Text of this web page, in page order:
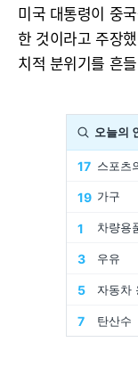
미국 대통령이 중
한 것이라고 주장
치적 분위기를 흔